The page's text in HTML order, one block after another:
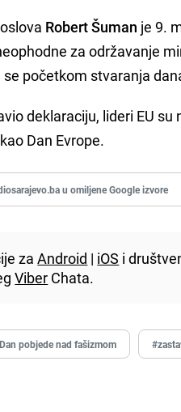
Robert Šuman je 9.
za održavanje
početkom stvaranja
deklaraciju, lideri EU
Dan Evrope.
u omiljene Google izvore
zaAndroid | iOS i
Viber Chata.
pobjede nad fašizmom